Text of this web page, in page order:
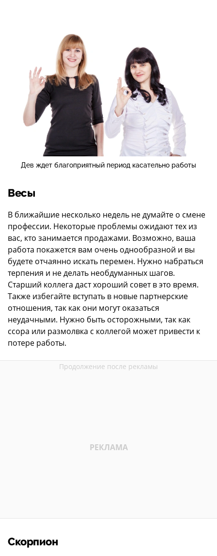
Дев ждет благоприятный период касательно работы
Весы
В ближайшие несколько недель не думайте о смене
профессии. Некоторые проблемы ожидают тех из
вас, кто занимается продажами. Возможно, ваша
работа покажется вам очень однообразной и вы
будете отчаянно искать перемен. Нужно набраться
терпения и не делать необдуманных шагов.
Старший коллега даст хороший совет в это время.
Также избегайте вступать в новые партнерские
отношения, так как они могут оказаться
неудачными. Нужно быть осторожными, так как
ссора или размолвка с коллегой может привести к
потере работы.
Скорпион